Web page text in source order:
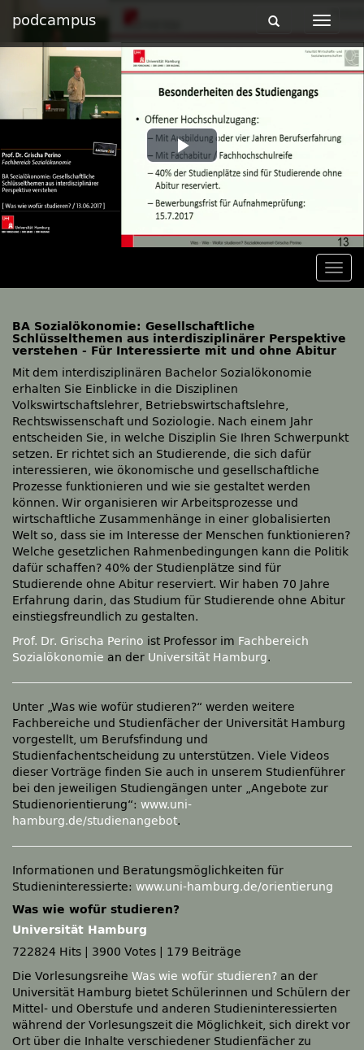
podcampus
Toggle
Toggle
Play
Video
BA Sozialökonomie: Gesellschaftliche
Schlüsselthemen aus interdisziplinärer Perspektive
verstehen - Für Interessierte mit und ohne Abitur
Mit dem interdisziplinären Bachelor Sozialökonomie
erhalten Sie Einblicke in die Disziplinen
Volkswirtschaftslehrer, Betriebswirtschaftslehre,
Rechtswissenschaft und Soziologie. Nach einem Jahr
entscheiden Sie, in welche Disziplin Sie Ihren Schwerpunkt
setzen. Er richtet sich an Studierende, die sich dafür
interessieren, wie ökonomische und gesellschaftliche
Prozesse funktionieren und wie sie gestaltet werden
können. Wir organisieren wir Arbeitsprozesse und
wirtschaftliche Zusammenhänge in einer globalisierten
Welt so, dass sie im Interesse der Menschen funktionieren?
Welche gesetzlichen Rahmenbedingungen kann die Politik
dafür schaffen? 40% der Studienplätze sind für
Studierende ohne Abitur reserviert. Wir haben 70 Jahre
Erfahrung darin, das Studium für Studierende ohne Abitur
einstiegsfreundlich zu gestalten.
Prof. Dr. Grischa Perino ist Professor im Fachbereich
Sozialökonomie an der Universität Hamburg.
Unter „Was wie wofür studieren?“ werden weitere
Fachbereiche und Studienfächer der Universität Hamburg
vorgestellt, um Berufsfindung und
Studienfachentscheidung zu unterstützen. Viele Videos
dieser Vorträge finden Sie auch in unserem Studienführer
bei den jeweiligen Studiengängen unter „Angebote zur
Studienorientierung“: www.uni-
hamburg.de/studienangebot.
Informationen und Beratungsmöglichkeiten für
Studieninteressierte: www.uni-hamburg.de/orientierung
Was wie wofür studieren?
Universität Hamburg
722824 Hits
3900 Votes
179 Beiträge
Die Vorlesungsreihe Was wie wofür studieren? an der
Universität Hamburg bietet Schülerinnen und Schülern der
Mittel- und Oberstufe und anderen Studieninteressierten
während der Vorlesungszeit die Möglichkeit, sich direkt vor
Ort über die Inhalte verschiedener Studienfächer zu